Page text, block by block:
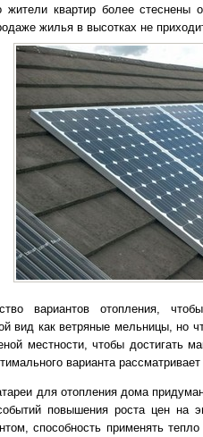
квартир более стеснены
жилья в высотках не
вариантов отопления,
вид как ветряные мельницы, но
местности, чтобы достигать
варианта рассматривает
для отопления дома
повышения роста цен на
способность применять